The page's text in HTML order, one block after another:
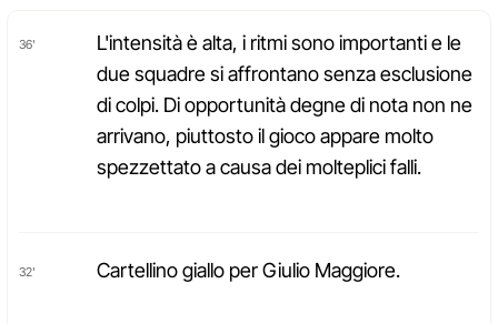
36'
L'intensità è alta, i ritmi sono importanti e le
due squadre si affrontano senza esclusione
di colpi. Di opportunità degne di nota non ne
arrivano, piuttosto il gioco appare molto
spezzettato a causa dei molteplici falli.
32' Cartellino giallo per Giulio Maggiore.